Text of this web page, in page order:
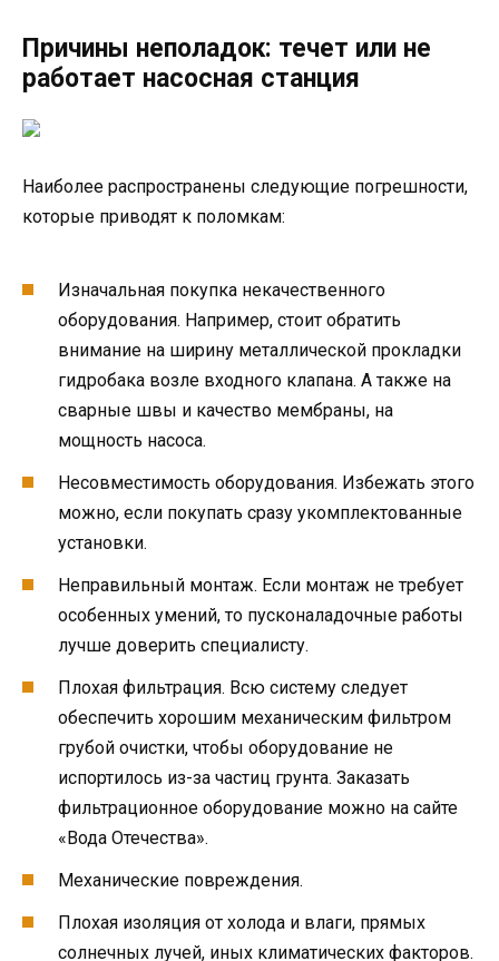
Причины неполадок: течет или не
работает насосная станция
Наиболее распространены следующие погрешности,
которые приводят к поломкам:
Изначальная покупка некачественного
оборудования. Например, стоит обратить
внимание на ширину металлической прокладки
гидробака возле входного клапана. А также на
сварные швы и качество мембраны, на
мощность насоса.
Несовместимость оборудования. Избежать этого
можно, если покупать сразу укомплектованные
установки.
Неправильный монтаж. Если монтаж не требует
особенных умений, то пусконаладочные работы
лучше доверить специалисту.
Плохая фильтрация. Всю систему следует
обеспечить хорошим механическим фильтром
грубой очистки, чтобы оборудование не
испортилось из-за частиц грунта. Заказать
фильтрационное оборудование можно на сайте
«Вода Отечества».
Механические повреждения.
Плохая изоляция от холода и влаги, прямых
солнечных лучей, иных климатических факторов.